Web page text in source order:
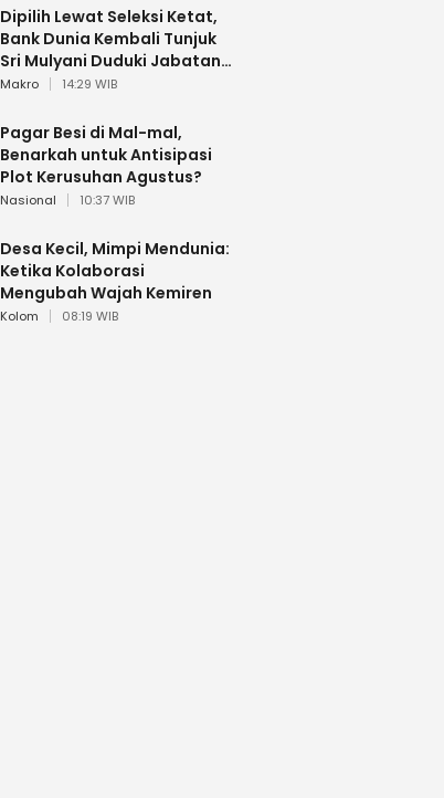
Dipilih Lewat Seleksi Ketat,
Bank Dunia Kembali Tunjuk
Sri Mulyani Duduki Jabatan
Strategis
Makro 14:29 WIB
Pagar Besi di Mal-mal,
Benarkah untuk Antisipasi
Plot Kerusuhan Agustus?
Nasional 10:37 WIB
Desa Kecil, Mimpi Mendunia:
Ketika Kolaborasi
Mengubah Wajah Kemiren
Kolom 08:19 WIB